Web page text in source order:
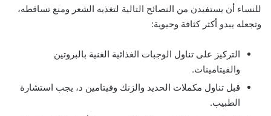
للنساء أن يستفيدن من النصائح التالية لتغذيه الشعر ومنع تساقطه،
وتجعله يبدو أكثر كثافة وحيوية:
التركيز على تناول الوجبات الغذائية الغنية بالبروتين
والفيتامينات.
قبل تناول مكملات الحديد والزنك وفيتامين د، يجب استشارة
الطبيب.